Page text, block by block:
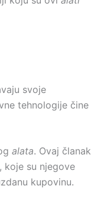
svoje
tehnologije čine
alata. Ovaj članak
koje su njegove
kupovinu.